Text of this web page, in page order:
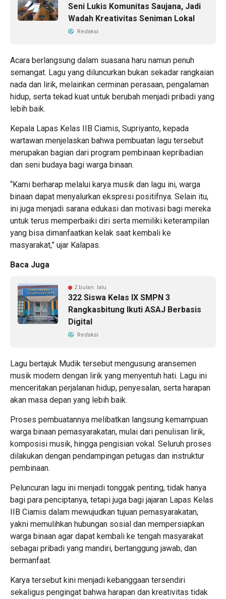
Seni Lukis Komunitas Saujana, Jadi
Wadah Kreativitas Seniman Lokal
Redaksi
Acara berlangsung dalam suasana haru namun penuh
semangat. Lagu yang diluncurkan bukan sekadar rangkaian
nada dan lirik, melainkan cerminan perasaan, pengalaman
hidup, serta tekad kuat untuk berubah menjadi pribadi yang
lebih baik.
Kepala Lapas Kelas IIB Ciamis, Supriyanto, kepada
wartawan menjelaskan bahwa pembuatan lagu tersebut
merupakan bagian dari program pembinaan kepribadian
dan seni budaya bagi warga binaan.
“Kami berharap melalui karya musik dan lagu ini, warga
binaan dapat menyalurkan ekspresi positifnya. Selain itu,
ini juga menjadi sarana edukasi dan motivasi bagi mereka
untuk terus memperbaiki diri serta memiliki keterampilan
yang bisa dimanfaatkan kelak saat kembali ke
masyarakat,” ujar Kalapas.
Baca Juga
2 bulan lalu
322 Siswa Kelas IX SMPN 3
Rangkasbitung Ikuti ASAJ Berbasis
Digital
Redaksi
Lagu bertajuk Mudik tersebut mengusung aransemen
musik modern dengan lirik yang menyentuh hati. Lagu ini
menceritakan perjalanan hidup, penyesalan, serta harapan
akan masa depan yang lebih baik.
Proses pembuatannya melibatkan langsung kemampuan
warga binaan pemasyarakatan, mulai dari penulisan lirik,
komposisi musik, hingga pengisian vokal. Seluruh proses
dilakukan dengan pendampingan petugas dan instruktur
pembinaan.
Peluncuran lagu ini menjadi tonggak penting, tidak hanya
bagi para penciptanya, tetapi juga bagi jajaran Lapas Kelas
IIB Ciamis dalam mewujudkan tujuan pemasyarakatan,
yakni memulihkan hubungan sosial dan mempersiapkan
warga binaan agar dapat kembali ke tengah masyarakat
sebagai pribadi yang mandiri, bertanggung jawab, dan
bermanfaat.
Karya tersebut kini menjadi kebanggaan tersendiri
sekaligus pengingat bahwa harapan dan kreativitas tidak